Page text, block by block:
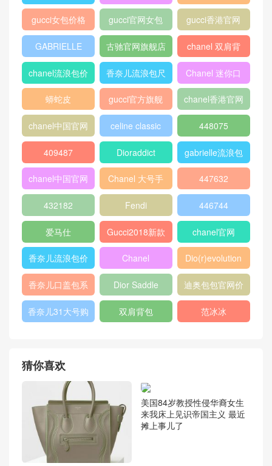
gucci女包价格 gucci官网女包 gucci香港官网
GABRIELLE 古驰官网旗舰店
chanel 双肩背
包
chanel流浪包价
格
香奈儿流浪包尺
寸
Chanel 迷你口
盖包
蟒蛇皮
gucci官方旗舰
店
chanel香港官网
chanel中国官网
celine classic
box
448075
409487 Dioraddict gabrielle流浪包
chanel中国官网
包
Chanel 大号手
提包
447632
432182 Fendi 446744
爱马仕
Gucci2018新款
女包
chanel官网
香奈儿流浪包价
格
Chanel
Gabrielle小号流
浪包
Dio(r)evolution
香奈儿口盖包系
列
Dior Saddle
Bag
迪奥包包官网价
格
香奈儿31大号购
双肩背包 范冰冰
猜你喜欢
美国84岁教授性侵华裔女生
来我床上见识帝国主义 最近
摊上事儿了